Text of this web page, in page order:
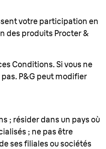
votre participation en
des produits Procter &
Conditions. Si vous ne
P&G peut modifier
; résider dans un pays où
; ne pas être
ses filiales ou sociétés